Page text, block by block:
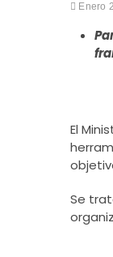
Enero
El
Se